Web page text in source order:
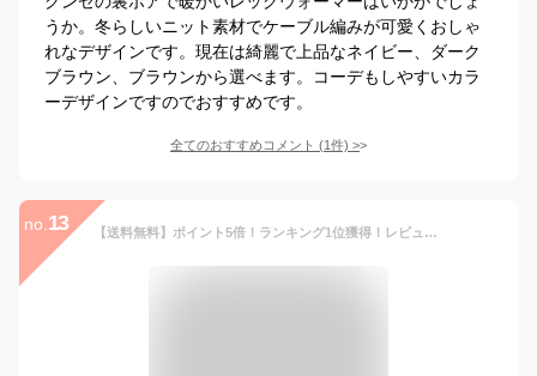
うか。冬らしいニット素材でケーブル編みが可愛くおしゃ
れなデザインです。現在は綺麗で上品なネイビー、ダーク
ブラウン、ブラウンから選べます。コーデもしやすいカラ
ーデザインですのでおすすめです。
全てのおすすめコメント (1件) >
no. 13 【送料無料】ポイント5倍！ランキング1位獲得！レビュー9500件超！健康足首ウォーマー2組セット asikubi-003【レッグウォーマー 足首ウォーマー あったか あたためる 冷え対策 冷房 冷えとり しめつけない ゆったり 睡眠 快眠 熟睡 シルク 足首丈 日本製 温むすび 山忠】